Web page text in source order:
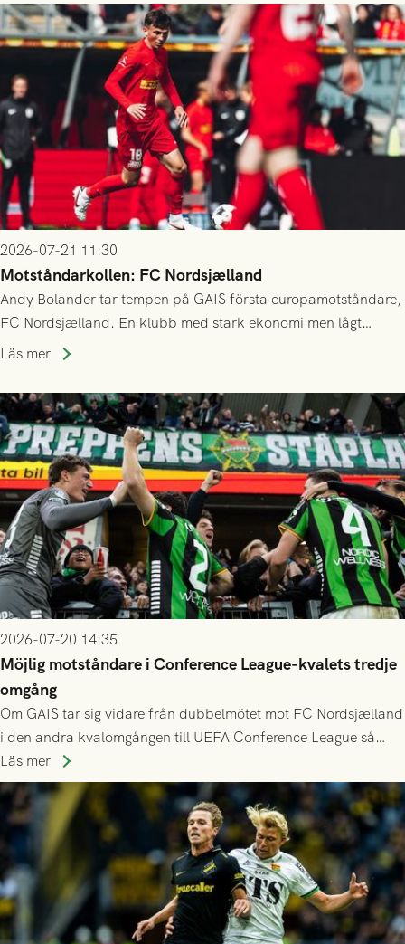
2026-07-21 11:30
Motståndarkollen: FC Nordsjælland
Andy Bolander tar tempen på GAIS första europamotståndare,
FC Nordsjælland. En klubb med stark ekonomi men lågt
publiksnitt, ett lag med både kollektiv styrka och individuell
Läs mer
2026-07-20 14:35
Möjlig motståndare i Conference League-kvalets tredje
omgång
Om GAIS tar sig vidare från dubbelmötet mot FC Nordsjælland
i den andra kvalomgången till UEFA Conference League så
spelas den tredje kvalomgången kort därpå. Motståndare blir
då vinnaren i mötet mellan isländska Valur och HŠK Zrinjski
Mostar från Bosnien och Hercegovina.
Läs mer